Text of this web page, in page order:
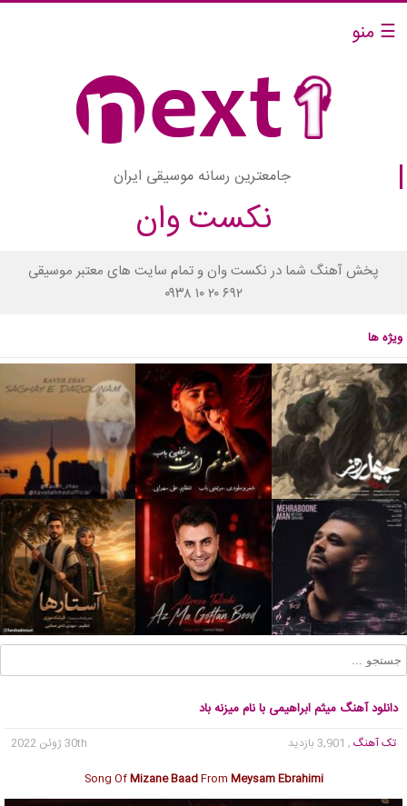
☰ منو
جامعترین رسانه موسیقی ایران
نکست وان
پخش آهنگ شما در نکست وان و تمام سایت های معتبر موسیقی
۰۹۳۸ ۱۰ ۲۰ ۶۹۲
ویژه ها
دانلود آهنگ میثم ابراهیمی با نام میزنه باد
تک آهنگ , 3,901 بازدید
30th ژوئن 2022
Song OfMizane BaadFrom Meysam Ebrahimi